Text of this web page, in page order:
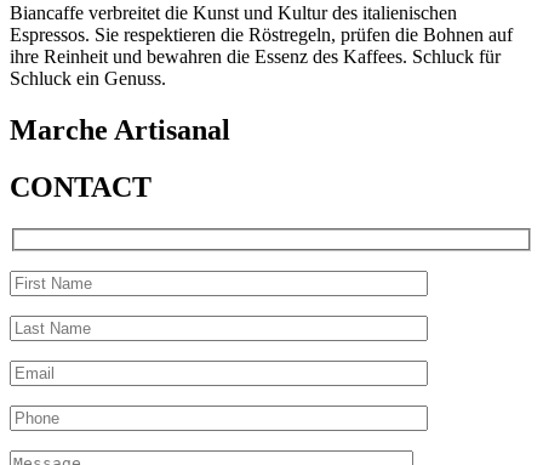
Biancaffe verbreitet die Kunst und Kultur des italienischen
Espressos. Sie respektieren die Röstregeln, prüfen die Bohnen auf
ihre Reinheit und bewahren die Essenz des Kaffees. Schluck für
Schluck ein Genuss.
Marche Artisanal
CONTACT